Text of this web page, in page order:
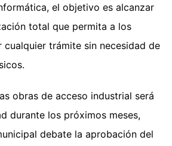
el objetivo es alcanzar
total que permita a los
cualquier trámite sin necesidad de
obras de acceso industrial será
durante los próximos meses,
debate la aprobación del